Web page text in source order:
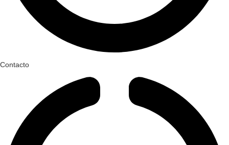
Contacto